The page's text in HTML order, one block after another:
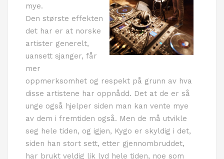
mye.
Den største effekten
det har er at norske
artister generelt,
uansett sjanger, får
mer
oppmerksomhet og respekt på grunn av hva
disse artistene har oppnådd. Det at de er så
unge også hjelper siden man kan vente mye
av dem i fremtiden også. Men de må utvikle
seg hele tiden, og igjen, Kygo er skyldig i det,
siden han stort sett, etter gjennombruddet,
har brukt veldig lik lyd hele tiden, noe som